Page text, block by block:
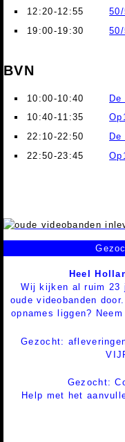
12:20-12:55
19:00-19:30
BVN
10:00-10:40
10:40-11:35
22:10-22:50
22:50-23:45
Heel
Wij kijken al ruim 23
oude videobanden
opnames liggen?
Gezocht:
Gezocht:
Help met het